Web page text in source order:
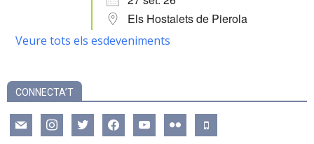
Els Hostalets de Pierola
Veure tots els esdeveniments
CONNECTA’T
mail instagramtwitter facebookyoutube flickr mobile